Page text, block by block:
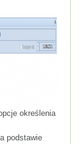
określenia
podstawie